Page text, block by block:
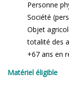
Personne
Société
Objet
totalité des
+67 ans en
Matériel éligible